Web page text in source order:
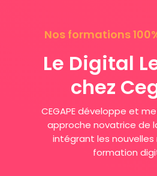
Nos formations
Le Digital
chez
CEGAPE développe et
approche novatrice de
intégrant les
formation